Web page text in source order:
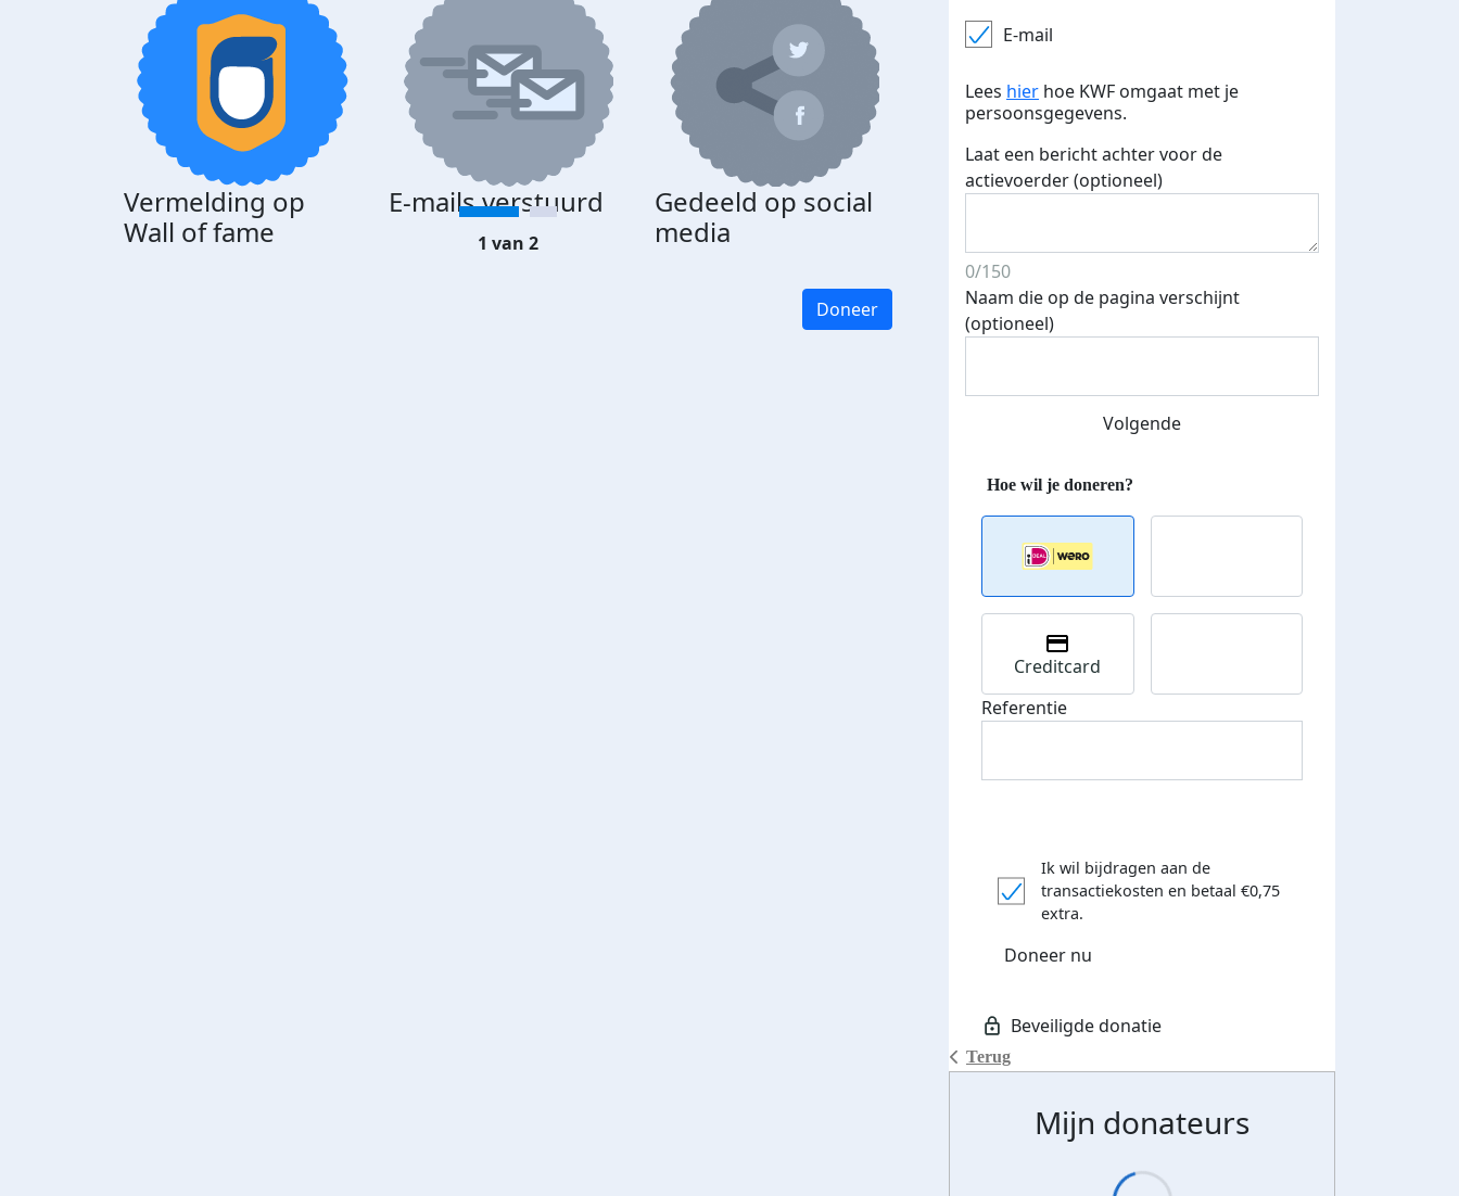
Vermelding op
Wall of fame
E-mails verstuurd
Gedeeld op social
media
1 van 2
Doneer
E-mail
Lees hier hoe KWF omgaat met je
persoonsgegevens.
Laat een bericht achter voor de
actievoerder (optioneel)
0/150
Naam die op de pagina verschijnt
(optioneel)
Volgende
Terug
Creditcard
Referentie
Ik wil bijdragen aan de
transactiekosten en betaal €0,75
extra.
Doneer nu
Mijn donateurs